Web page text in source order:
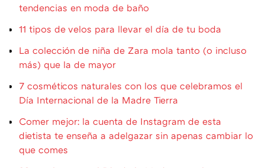
tendencias en moda de baño
11 tipos de velos para llevar el día de tu boda
La colección de niña de Zara mola tanto (o incluso
más) que la de mayor
7 cosméticos naturales con los que celebramos el
Día Internacional de la Madre Tierra
Comer mejor: la cuenta de Instagram de esta
dietista te enseña a adelgazar sin apenas cambiar lo
que comes